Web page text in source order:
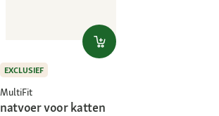
EXCLUSIEF
MultiFit
natvoer voor katten